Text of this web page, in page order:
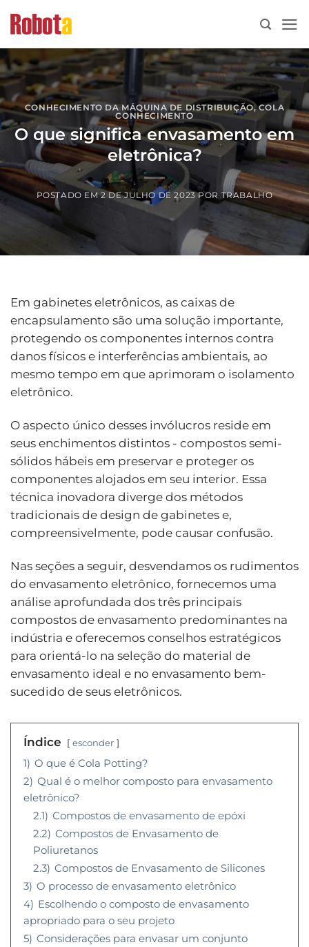
para
conteúdo
CONHECIMENTO DA MÁQUINA DE DISTRIBUIÇÃO,COLA
CONHECIMENTO
O que significa envasamento em
eletrônica?
POSTADO EM2 DE JULHO DE 2023 POR TRABALHO
Em gabinetes eletrônicos, as caixas de
encapsulamento são uma solução importante,
protegendo os componentes internos contra
danos físicos e interferências ambientais, ao
mesmo tempo em que aprimoram o isolamento
eletrônico.
O aspecto único desses invólucros reside em
seus enchimentos distintos - compostos semi-
sólidos hábeis em preservar e proteger os
componentes alojados em seu interior. Essa
técnica inovadora diverge dos métodos
tradicionais de design de gabinetes e,
compreensivelmente, pode causar confusão.
Nas seções a seguir, desvendamos os rudimentos
do envasamento eletrônico, fornecemos uma
análise aprofundada dos três principais
compostos de envasamento predominantes na
indústria e oferecemos conselhos estratégicos
para orientá-lo na seleção do material de
envasamento ideal e no envasamento bem-
sucedido de seus eletrônicos.
Índice esconder
1) O que é Cola Potting?
2) Qual é o melhor composto para envasamento
eletrônico?
2.1) Compostos de envasamento de epóxi
2.2) Compostos de Envasamento de
Poliuretanos
2.3) Compostos de Envasamento de Silicones
3) O processo de envasamento eletrônico
4) Escolhendo o composto de envasamento
apropriado para o seu projeto
5) Considerações para envasar um conjunto